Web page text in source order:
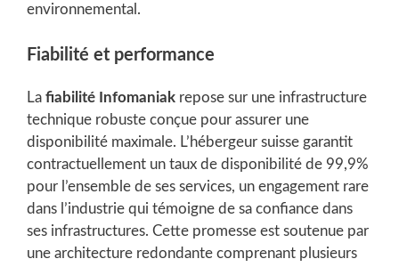
environnemental.
Fiabilité et performance
La fiabilité Infomaniak repose sur une infrastructure
technique robuste conçue pour assurer une
disponibilité maximale. L’hébergeur suisse garantit
contractuellement un taux de disponibilité de 99,9%
pour l’ensemble de ses services, un engagement rare
dans l’industrie qui témoigne de sa confiance dans
ses infrastructures. Cette promesse est soutenue par
une architecture redondante comprenant plusieurs